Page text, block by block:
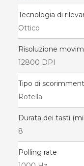
Tecnologia di
Ottico
Risoluzione
12800 DPI
Tipo di
Rotella
Durata dei tasti
8
Polling rate